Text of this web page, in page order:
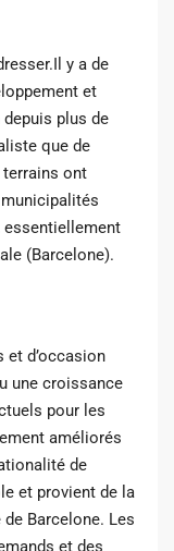
y a de
et
plus de
que de
terrains ont
essentiellement
(Barcelone).
et d’occasion
une croissance
pour les
améliorés
de
et provient de la
Barcelone. Les
et des